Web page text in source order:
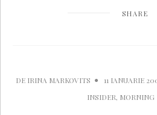
SHARE
DE IRINA MARKOVITS 11 IANUARIE
INSIDER, MORNING